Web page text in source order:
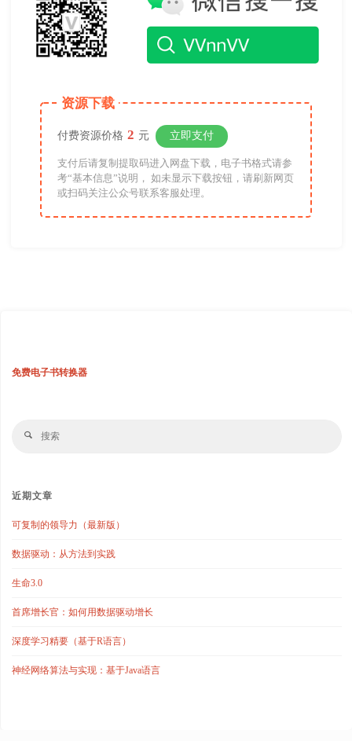
资源下载
付费资源价格 2 元 立即支付
支付后请复制提取码进入网盘下载，电子书格式请参
考“基本信息”说明， 如未显示下载按钮，请刷新网页
或扫码关注公众号联系客服处理。
免费电子书转换器
搜
近期文章
可复制的领导力（最新版）
数据驱动：从方法到实践
生命3.0
首席增长官：如何用数据驱动增长
深度学习精要（基于R语言）
神经网络算法与实现：基于Java语言